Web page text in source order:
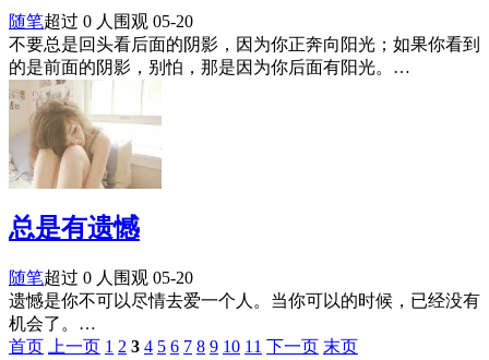
随笔超过 0 人围观 05-20
不要总是回头看后面的阴影，因为你正奔向阳光；如果你看到
的是前面的阴影，别怕，那是因为你后面有阳光。…
总是有遗憾
随笔超过 0 人围观 05-20
遗憾是你不可以尽情去爱一个人。当你可以的时候，已经没有
机会了。…
首页
上一页 1 2 3 4 5 6 7 8 9 10 11 下一页 末页